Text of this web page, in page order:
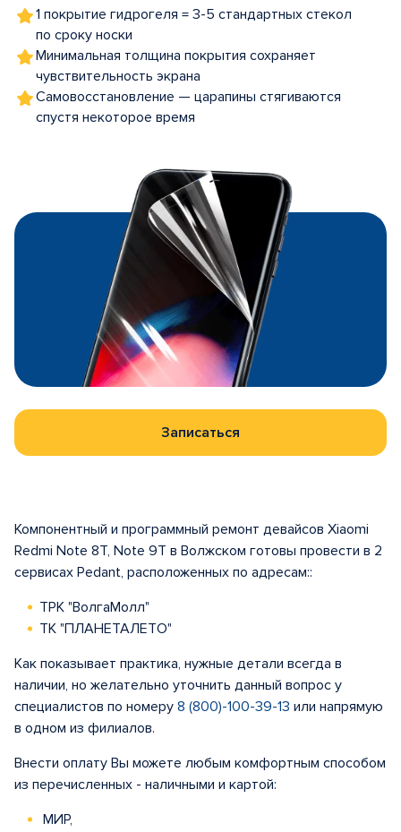
1 покрытие гидрогеля = 3-5 стандартных стекол
по сроку носки
Минимальная толщина покрытия сохраняет
чувствительность экрана
Самовосстановление — царапины стягиваются
спустя некоторое время
Записаться
Компонентный и программный ремонт девайсов Xiaomi
Redmi Note 8T, Note 9T в Волжском готовы провести в 2
сервисах Pedant, расположенных по адресам::
ТРК "ВолгаМолл"
ТК "ПЛАНЕТАЛЕТО"
Как показывает практика, нужные детали всегда в
наличии, но желательно уточнить данный вопрос у
специалистов по номеру 8 (800)-100-39-13 или напрямую
в одном из филиалов.
Внести оплату Вы можете любым комфортным способом
из перечисленных - наличными и картой:
МИР,